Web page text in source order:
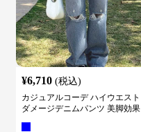
¥6,710 (税込)
カジュアルコーデ ハイウエスト
ダメージデニムパンツ 美脚効果